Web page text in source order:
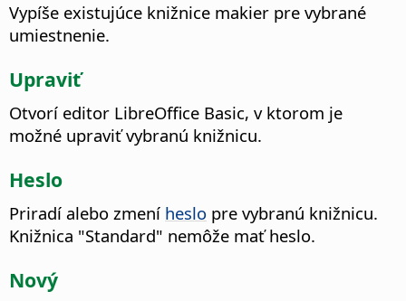
Vypíše existujúce knižnice makier pre vybrané
umiestnenie.
Upraviť
Otvorí editor LibreOffice Basic, v ktorom je
možné upraviť vybranú knižnicu.
Heslo
Priradí alebo zmení heslo pre vybranú knižnicu.
Knižnica "Standard" nemôže mať heslo.
Nový